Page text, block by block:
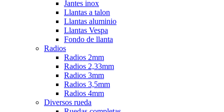
Jantes inox
Llantas a talon
Llantas aluminio
Llantas Vespa
Fondo de llanta
Radios
Radios 2mm
Radios 2,33mm
Radios 3mm
Radios 3,5mm
Radios 4mm
Diversos rueda